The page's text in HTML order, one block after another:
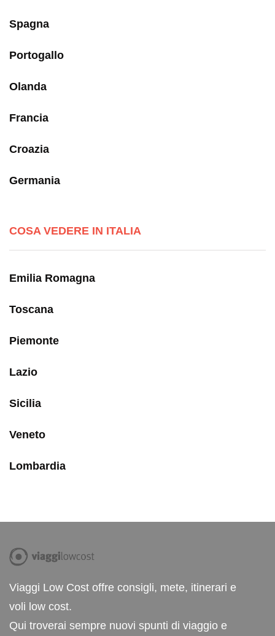
Spagna
Portogallo
Olanda
Francia
Croazia
Germania
COSA VEDERE IN ITALIA
Emilia Romagna
Toscana
Piemonte
Lazio
Sicilia
Veneto
Lombardia
Viaggi Low Cost offre consigli, mete, itinerari e
voli low cost.
Qui troverai sempre nuovi spunti di viaggio e